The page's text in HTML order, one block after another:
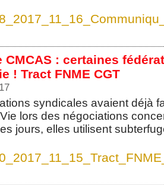
CMCAS : certaines
! Tract FNME CGT
syndicales avaient déjà
lors des négociations
jours, elles utilisent